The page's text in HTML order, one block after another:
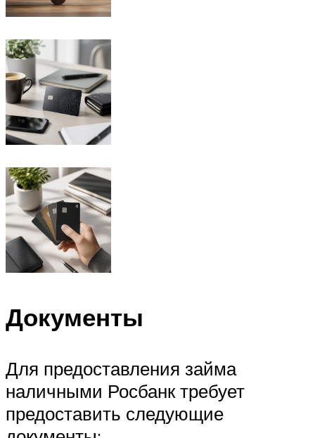
Документы
Для предоставления займа
наличными Росбанк требует
предоставить следующие